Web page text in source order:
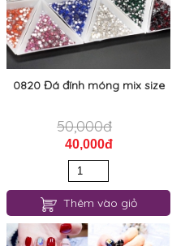
0820 Đá đính móng mix size
50,000đ
40,000đ
Thêm vào giỏ